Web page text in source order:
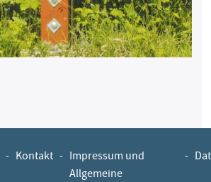
- Kontakt - Impressum und
Allgemeine
-